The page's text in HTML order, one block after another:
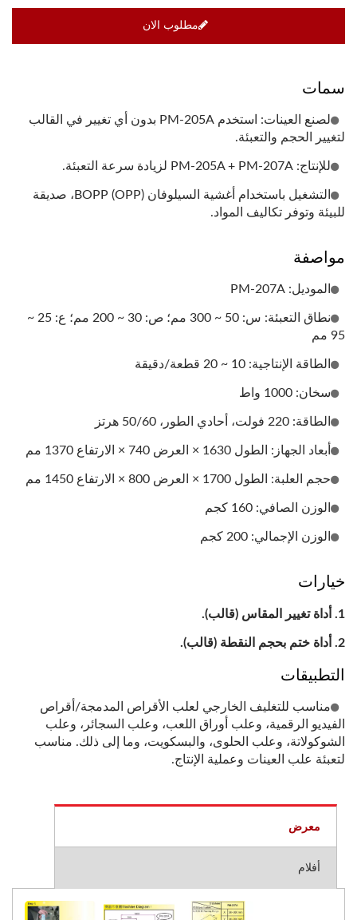
مطلوب الان
سمات
لصنع العينات: استخدم PM-205A بدون أي تغيير في القالب
لتغيير الحجم والتعبئة.
للإنتاج: PM-205A + PM-207A لزيادة سرعة التعبئة.
التشغيل باستخدام أغشية السيلوفان BOPP (OPP)، صديقة
للبيئة وتوفر تكاليف المواد.
مواصفة
الموديل: PM-207A
نطاق التعبئة: س: 50 ~ 300 مم؛ ص: 30 ~ 200 مم؛ ع: 25 ~
95 مم
الطاقة الإنتاجية: 10 ~ 20 قطعة/دقيقة
سخان: 1000 واط
الطاقة: 220 فولت، أحادي الطور، 50/60 هرتز
أبعاد الجهاز: الطول 1630 × العرض 740 × الارتفاع 1370 مم
حجم العلبة: الطول 1700 × العرض 800 × الارتفاع 1450 مم
الوزن الصافي: 160 كجم
الوزن الإجمالي: 200 كجم
خيارات
أداة تغيير المقاس (قالب).
أداة ختم بحجم النقطة (قالب).
التطبيقات
مناسب للتغليف الخارجي لعلب الأقراص المدمجة/أقراص
الفيديو الرقمية، وعلب أوراق اللعب، وعلب السجائر، وعلب
الشوكولاتة، وعلب الحلوى، والبسكويت، وما إلى ذلك. مناسب
لتعبئة علب العينات وعملية الإنتاج.
معرض
أفلام